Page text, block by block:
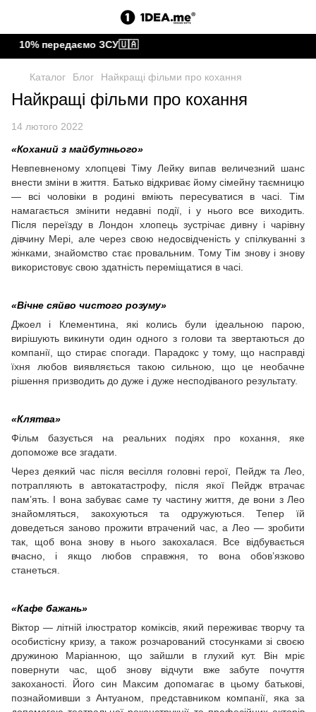
10% передаємо ЗСУ🇺🇦
Каталог Блог Найкращі фільми про кохання
Найкращі фільми про кохання
14 лютого 2022
«Коханий з майбутнього»
Невпевненому хлопцеві Тіму Лейку випав величезний шанс
внести зміни в життя. Батько відкриває йому сімейну таємницю
— всі чоловіки в родині вміють пересуватися в часі. Тім
намагається змінити недавні події, і у нього все виходить.
Після переїзду в Лондон хлопець зустрічає дивну і чарівну
дівчину Мері, але через свою недосвідченість у спілкуванні з
жінками, знайомство стає провальним. Тому Тім знову і знову
використовує свою здатність переміщатися в часі.
«Вічне сяйво чистого розуму»
Джоел і Клементина, які колись були ідеальною парою,
вирішують викинути один одного з голови та звертаються до
компанії, що стирає спогади. Парадокс у тому, що насправді
їхня любов виявляється такою сильною, що це необачне
рішення призводить до дуже і дуже несподіваного результату.
«Клятва»
Фільм базується на реальних подіях про кохання, яке
допоможе все згадати.
Через деякий час після весілля головні герої, Пейдж та Лео,
потрапляють в автокатастрофу, після якої Пейдж втрачає
пам’ять. І вона забуває саме ту частину життя, де вони з Лео
знайомляться, закохуються та одружуються. Тепер їй
доведеться заново прожити втрачений час, а Лео — зробити
так, щоб вона знову в нього закохалася. Все відбувається
вчасно, і якщо любов справжня, то вона обов’язково
станеться.
«Кафе бажань»
Віктор — літній ілюстратор коміксів, який переживає творчу та
особистісну кризу, а також розчарований стосунками зі своєю
дружиною Маріанною, що зайшли в глухий кут. Він мріє
повернути час, щоб знову відчути вже забуте почуття
закоханості. Його син Максим допомагає в цьому батькові,
познайомивши з Антуаном, представником компанії, яка за